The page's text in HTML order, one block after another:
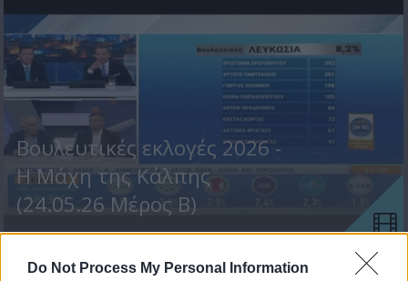
Do Not Process My Personal Information
Βουλευτικές εκλογές 2026 -
Η Μάχη της Κάλπης
(24.05.26 Μέρος Β)